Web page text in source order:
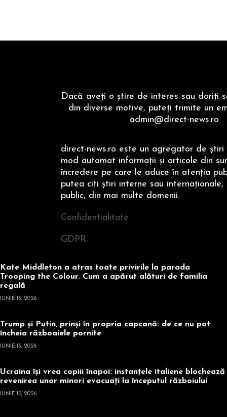
Dacă aveţi o ştire de interes sau doriţi
din diverse motive, puteţi trimite un
admin@direct-news.ro
direct-news.ro este un agregator de ştiri
mod automat informaţii şi articole din
încredere pe care le aduce în atenţia
putea citi ştiri interne sau internaţionale,
public, din mai multe domenii.
Confidentialitate
GDPR
Kate Middleton a atras toate privirile la parada
Trooping the Colour. Cum a apărut alături de familia
regală
IUNIE 13, 2026
Trump și Putin, prinși în propria capcană: de ce nu pot
încheia războaiele pornite
IUNIE 13, 2026
Ucraina își vrea copiii înapoi: instanțele italiene blochează
revenirea unor minori evacuați la începutul războiului
IUNIE 12, 2026